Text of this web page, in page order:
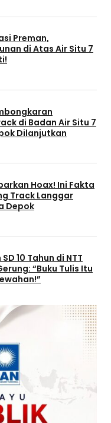
Preman,
di Atas Air Situ 7
di Badan Air Situ 7
Dilanjutkan
Hoax! Ini Fakta
Track Langgar
Depok
10 Tahun di NTT
“Buku Tulis Itu